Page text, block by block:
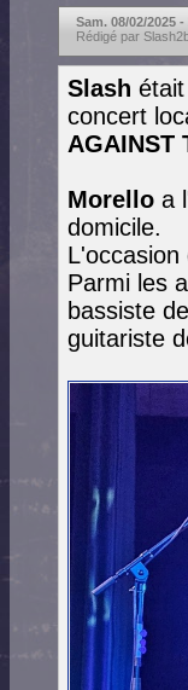
Sam. 08/02/2025 -
Rédigé par
Slash
concert
AGAINST
Morello a
domicile.
Parmi les
bassiste de
guitariste